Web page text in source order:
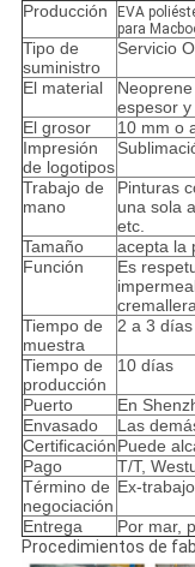
Producción
EVA
para
Tipo de
suministro
Servicio
El material
espesor
El grosor
10 mm o
Impresión
de logotipos
Trabajo de
mano
Pinturas
una sola
etc.
Tamaño
acepta la
Función
Es
Tiempo de
muestra
2 a 3 días
Tiempo de
producción
10 días
Puerto
En
Envasado
Las
CertificaciónPuede
Pago
T/T,
Término de
negociación
Ex-
Entrega
Por mar,
Procedimientos de